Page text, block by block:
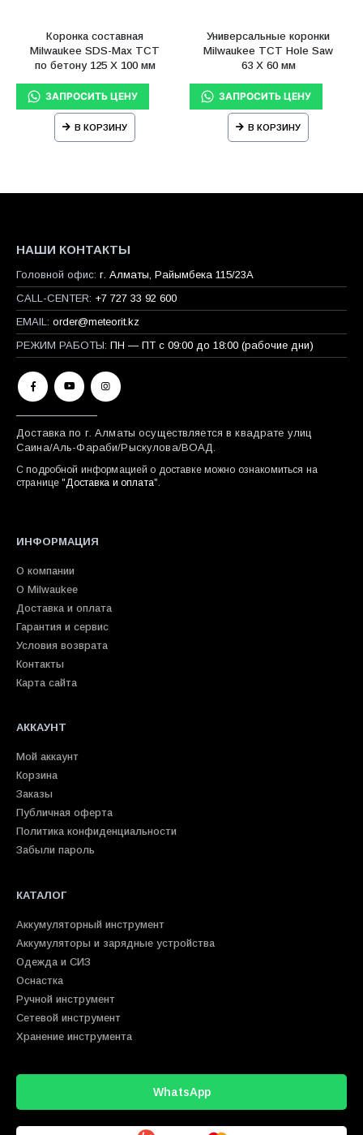
Коронка составная
Milwaukee SDS-Max ТСТ
по бетону 125 X 100 мм
В КОРЗИНУ
Универсальные коронки
Milwaukee TCT Hole Saw
63 X 60 мм
В КОРЗИНУ
НАШИ КОНТАКТЫ
Головной офис: г. Алматы, Райымбека 115/23A
CALL-CENTER: +7 727 33 92 600
EMAIL: order@meteorit.kz
РЕЖИМ РАБОТЫ: ПН — ПТ с 09:00 до 18:00 (рабочие дни)
Доставка по г. Алматы осуществляется в квадрате улиц
Саина/Аль-Фараби/Рыскулова/ВОАД.
С подробной информацией о доставке можно ознакомиться на
странице " Доставка и оплата".
ИНФОРМАЦИЯ
О компании
О Milwaukee
Доставка и оплата
Гарантия и сервис
Условия возврата
Контакты
Карта сайта
АККАУНТ
Мой аккаунт
Корзина
Заказы
Публичная оферта
Политика конфиденциальности
Забыли пароль
КАТАЛОГ
Аккумуляторный инструмент
Аккумуляторы и зарядные устройства
Одежда и СИЗ
Оснастка
Ручной инструмент
Сетевой инструмент
Хранение инструмента
WhatsApp